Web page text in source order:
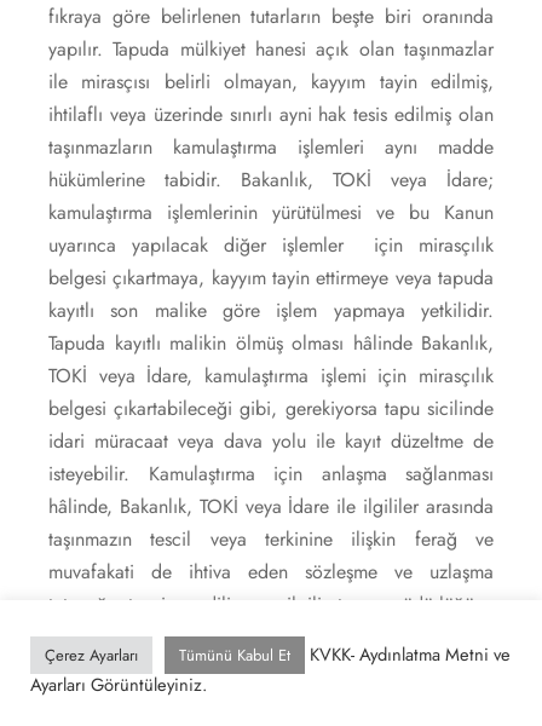
fıkraya göre belirlenen tutarların beşte biri oranında
yapılır. Tapuda mülkiyet hanesi açık olan taşınmazlar
ile mirasçısı belirli olmayan, kayyım tayin edilmiş,
ihtilaflı veya üzerinde sınırlı ayni hak tesis edilmiş olan
taşınmazların kamulaştırma işlemleri aynı madde
hükümlerine tabidir. Bakanlık, TOKİ veya İdare;
kamulaştırma işlemlerinin yürütülmesi ve bu Kanun
uyarınca yapılacak diğer işlemler için mirasçılık
belgesi çıkartmaya, kayyım tayin ettirmeye veya tapuda
kayıtlı son malike göre işlem yapmaya yetkilidir.
Tapuda kayıtlı malikin ölmüş olması hâlinde Bakanlık,
TOKİ veya İdare, kamulaştırma işlemi için mirasçılık
belgesi çıkartabileceği gibi, gerekiyorsa tapu sicilinde
idari müracaat veya dava yolu ile kayıt düzeltme de
isteyebilir. Kamulaştırma için anlaşma sağlanması
hâlinde, Bakanlık, TOKİ veya İdare ile ilgililer arasında
taşınmazın tescil veya terkinine ilişkin ferağ ve
muvafakati de ihtiva eden sözleşme ve uzlaşma
tutanağı tanzim edilir ve ilgili tapu müdürlüğüne
gönderilerek kamulaştırmanın resen tapu siciline
işlenmesi sağlanır.[9]
Çerez Ayarları Tümünü Kabul Et
KVKK- Aydınlatma Metni ve
Ayarları Görüntüleyiniz.